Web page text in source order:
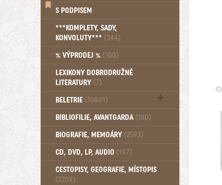
S PODPISEM
***KOMPLETY, SADY,
KONVOLUTY*** (344)
% VÝPRODEJ % (100)
LEXIKONY DOBRODRUŽNÉ
LITERATURY (7)
BELETRIE (10841)
Beletrie - Historická (1388)
Beletrie - Povídky (1757)
Beletrie - Válečné romány (489)
Beletrie - Ženské a dívčí romány
(1522)
BIBLIOFILIE, AVANTGARDA (180)
BIOGRAFIE, MEMOÁRY (2593)
CD, DVD, LP, AUDIO (147)
CESTOPISY, GEOGRAFIE, MÍSTOPIS
(2209)